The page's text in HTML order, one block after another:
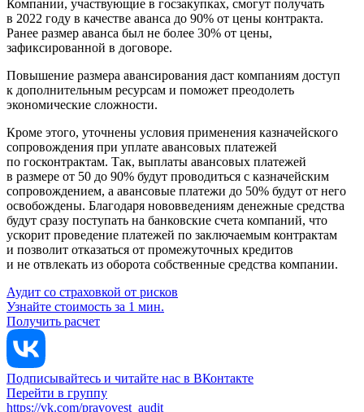
Компании, участвующие в госзакупках, смогут получать
в 2022 году в качестве аванса до 90% от цены контракта.
Ранее размер аванса был не более 30% от цены,
зафиксированной в договоре.
Повышение размера авансирования даст компаниям доступ
к дополнительным ресурсам и поможет преодолеть
экономические сложности.
Кроме этого, уточнены условия применения казначейского
сопровождения при уплате авансовых платежей
по госконтрактам. Так, выплаты авансовых платежей
в размере от 50 до 90% будут проводиться с казначейским
сопровождением, а авансовые платежи до 50% будут от него
освобождены. Благодаря нововведениям денежные средства
будут сразу поступать на банковские счета компаний, что
ускорит проведение платежей по заключаемым контрактам
и позволит отказаться от промежуточных кредитов
и не отвлекать из оборота собственные средства компании.
Аудит со страховкой от рисков
Узнайте стоимость за 1 мин.
Получить расчет
Подписывайтесь и читайте нас в ВКонтакте
Перейти в группу
https://vk.com/pravovest_audit